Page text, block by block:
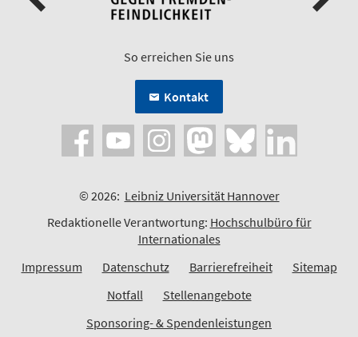
So erreichen Sie uns
Kontakt
© 2026: Leibniz Universität Hannover
Redaktionelle Verantwortung: Hochschulbüro für
Internationales
Impressum
Datenschutz Barrierefreiheit
Sitemap
Notfall
Stellenangebote
Sponsoring- & Spendenleistungen